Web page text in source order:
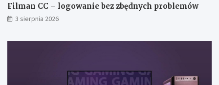
Filman CC – logowanie bez zbędnych problemów
3 sierpnia 2026